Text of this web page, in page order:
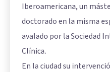
Iberoamericana, un
doctorado en la misma
avalado por la Sociedad
Clínica.
En la ciudad su